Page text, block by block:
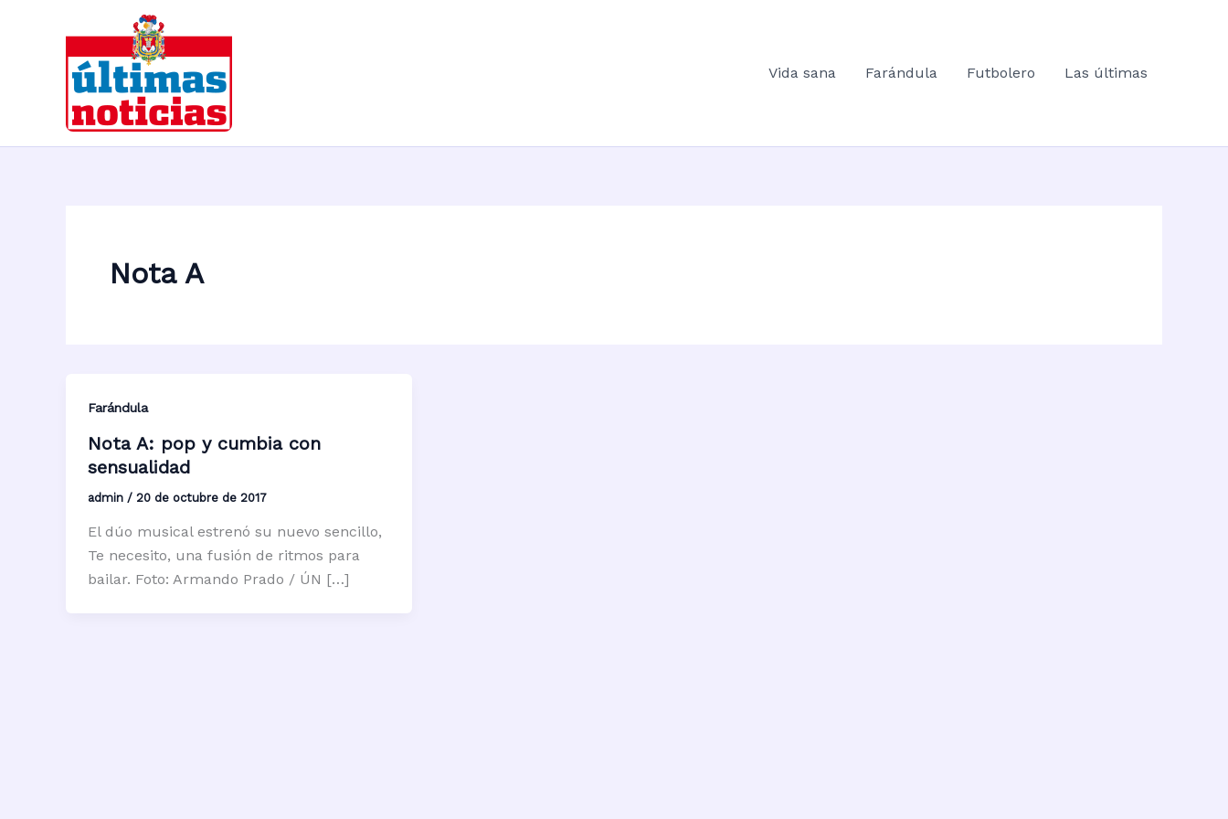
contenido
Vida sana
Farándula Futbolero Las últimas
Nota A
Farándula
Nota A: pop y cumbia con
sensualidad
admin / 20 de octubre de 2017
El dúo musical estrenó su nuevo sencillo,
Te necesito, una fusión de ritmos para
bailar. Foto: Armando Prado / ÚN […]